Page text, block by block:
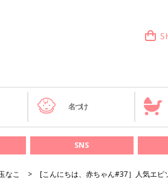
名づけ
SNS
なこ [こんにちは、赤ちゃん#37］人気エピ